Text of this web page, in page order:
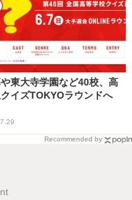
東大寺学園など40校、高
イズTOKYOラウンドへ
Recommended by